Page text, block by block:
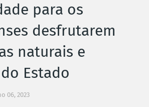
para os
desfrutarem
naturais e
Estado
06, 2023